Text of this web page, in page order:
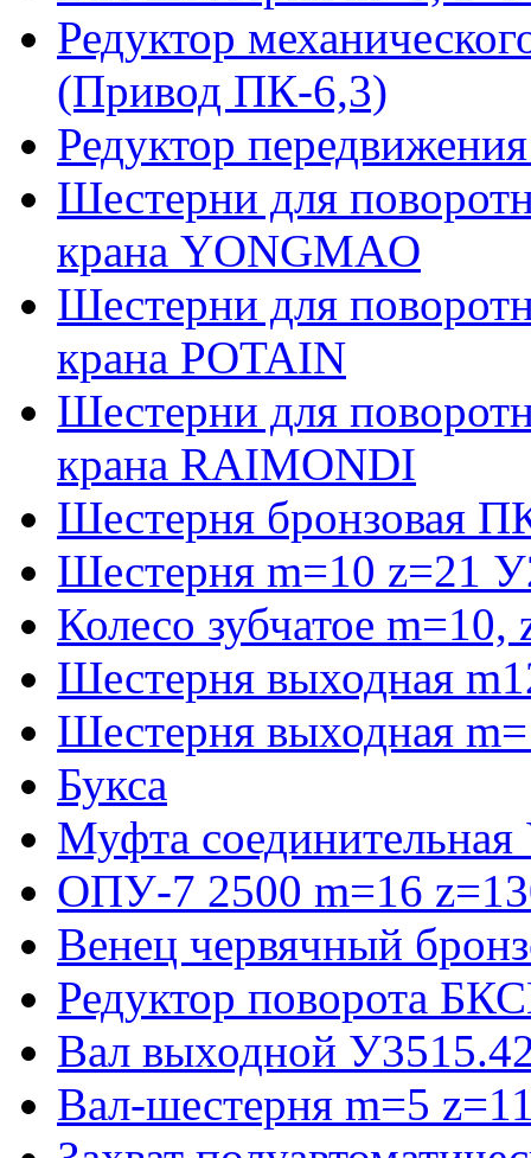
Редуктор
(Привод ПК-6,3)
Редуктор
Шестерни для
крана YONGMAO
Шестерни для
крана POTAIN
Шестерни для
крана RAIMONDI
Шестерня бронзовая
Шестерня m=10 z=21
Колесо зубчатое
Шестерня выходная
Шестерня выходная
Букса
Муфта
ОПУ-7 2500 m=16
Венец червячный
Редуктор поворота
Вал выходной
Вал-шестерня m=5